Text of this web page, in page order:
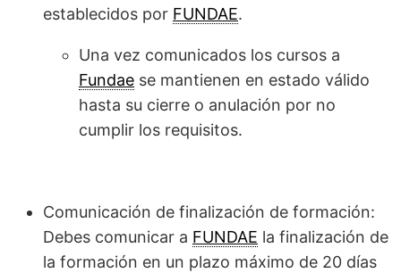
establecidos por FUNDAE.
Una vez comunicados los cursos a
Fundae se mantienen en estado válido
hasta su cierre o anulación por no
cumplir los requisitos.
Comunicación de finalización de formación:
Debes comunicar a FUNDAE la finalización de
la formación en un plazo máximo de 20 días